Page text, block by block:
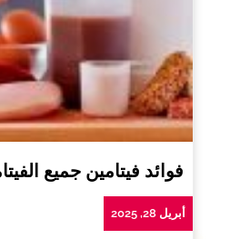
فوائد فيتامين جميع
أبريل 28, 2025